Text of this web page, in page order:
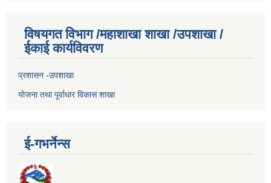
विषयगत विभाग /महाशाखा शाखा /उपशाखा /
ईकाई कार्यविवरण
प्रशासन -उपशाखा
योजना तथा पूर्वाधार विकास शाखा
ई-गभर्नेन्स